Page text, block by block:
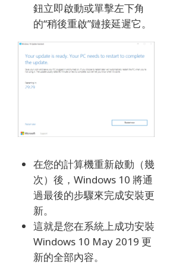
鈕立即啟動或單擊左下角
的“稍後重啟”鏈接延遲它。
在您的計算機重新啟動（幾
次）後，Windows 10 將通
過最後的步驟來完成安裝更
新。
這就是您在系統上成功安裝
Windows 10 May 2019 更
新的全部內容。